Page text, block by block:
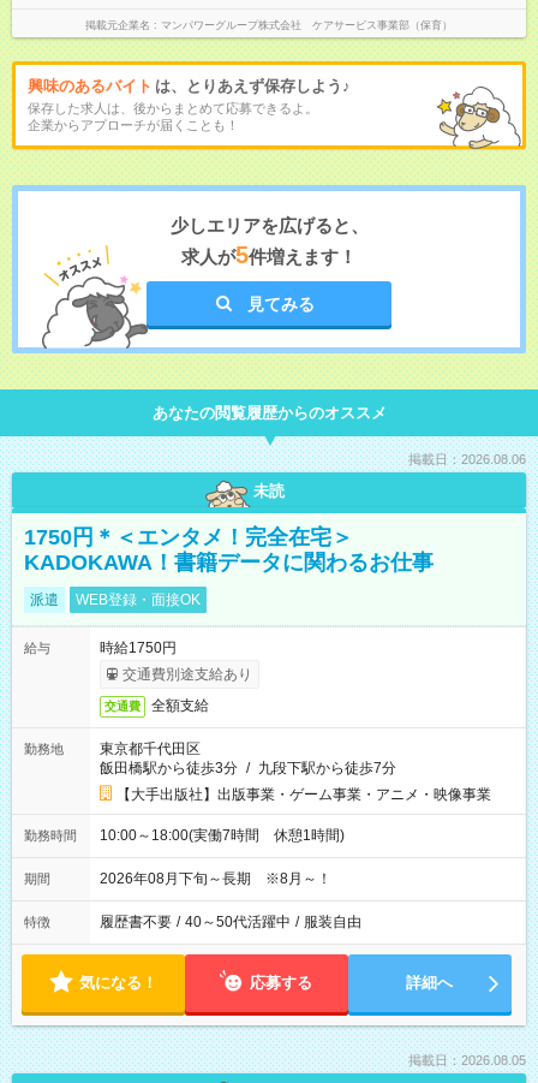
掲載元企業名 マンパワーグループ株式会社 ケアサービス事業部（保育）
興味のあるバイト は、とりあえず保存しよう♪
保存した求人は、後からまとめて応募できるよ。
企業からアプローチが届くことも！
少しエリアを広げると、
求人が5件増えます！
見てみる
あなたの閲覧履歴からのオススメ
掲載日：2026.08.06
未読
1750円＊＜エンタメ！完全在宅＞
KADOKAWA！書籍データに関わるお仕事
派遣 WEB登録・面接OK
給与
時給1750円
交通費別途支給あり
交通費 全額支給
勤務地
東京都千代田区
飯田橋駅から徒歩3分 / 九段下駅から徒歩7分
【大手出版社】出版事業・ゲーム事業・アニメ・映像事業
勤務時間 10:00～18:00(実働7時間 休憩1時間)
期間 2026年08月下旬～長期 ※8月～！
特徴 履歴書不要 / 40～50代活躍中 / 服装自由
気になる！ 応募する 詳細へ
掲載日：2026.08.05